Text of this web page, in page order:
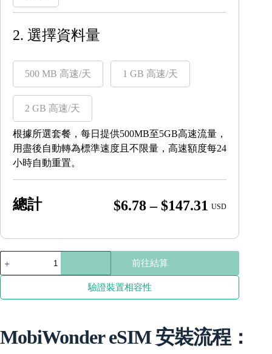
2. 選擇資料量
500 MB 高速/天 1 GB 高速/天
2 GB 高速/天
根據所選套餐，每日提供500MB至5GB高速流量，
用盡後自動轉為標準速度且不限量，高速額度每24
小時自動重置。
總計 $6.78 – $147.31 Price
$6.78
through
$147.31
USD
汶
萊
數
前往結算
驗證裝置相容性
MobiWonder eSIM 安裝流程：